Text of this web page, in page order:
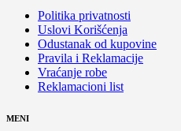
Politika privatnosti
Uslovi Korišćenja
Odustanak od kupovine
Pravila i Reklamacije
Vraćanje robe
Reklamacioni list
MENI